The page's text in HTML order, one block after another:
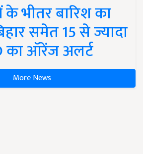
भीतर बारिश का
समेत 15 से ज्यादा
का ऑरेंज अलर्ट
More News